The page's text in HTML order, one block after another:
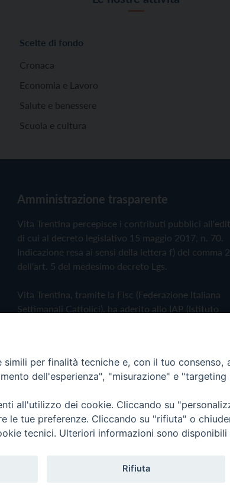
Scelte di fondo
Cronaca
Economia e Lavoro
Salute e benessere
Scuola e cultura
Amministrazione trasparente
Vita Trentina percepisce i contributi pubblici
di cui al decreto legislativo 15 maggio 2017, n. 70.
Indicazione resa ai sensi della lettera f) del comma 2
dell'art. 5 del medesimo decreto Lgs.
Vita Trentina, tramite la Fisc (Federazione Italiana
Settimanali Cattolici), ha aderito allo IAP (Istituto
Privacy Policy Cookie Policy
Editrice
per finalità tecniche e, con il tuo consenso,
dell'esperienza", "misurazione" e
all'utilizzo dei cookie. Cliccando su
le tue preferenze. Cliccando su "rifiuta" o
tecnici. Ulteriori informazioni sono disponibili
Rifiuta